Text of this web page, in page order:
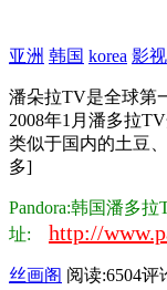
亚洲 韩国 korea 影视
潘朵拉TV是全球第
2008年1月潘多拉
类似于国内的土豆
多]
Pandora:韩国潘多拉
址: http://
丝画阁 阅读:6504评